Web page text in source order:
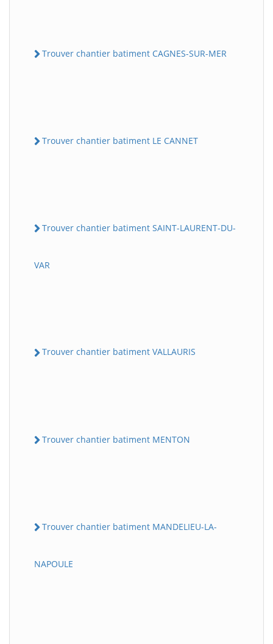
Trouver chantier batiment CAGNES-SUR-MER
Trouver chantier batiment LE CANNET
Trouver chantier batiment SAINT-LAURENT-DU-
VAR
Trouver chantier batiment VALLAURIS
Trouver chantier batiment MENTON
Trouver chantier batiment MANDELIEU-LA-
NAPOULE